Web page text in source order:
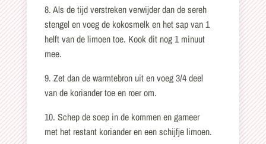
8. Als de tijd verstreken verwijder dan de sereh
stengel en voeg de kokosmelk en het sap van 1
helft van de limoen toe. Kook dit nog 1 minuut
mee.
9. Zet dan de warmtebron uit en voeg 3/4 deel
van de koriander toe en roer om.
10. Schep de soep in de kommen en garneer
met het restant koriander en een schijfje limoen.